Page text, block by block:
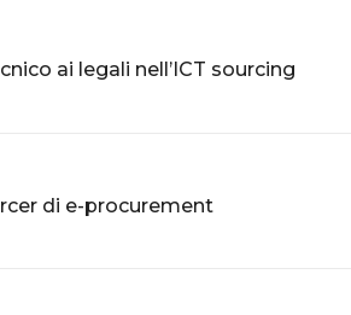
ai legali nell’ICT sourcing
di e-procurement